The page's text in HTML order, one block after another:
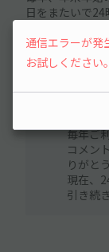
日をまたいで24
複数日の駐車で
うことでしょう
オーナ
毎年ご
コメン
りがと
現在、
引き続
通信エラーが発
お試しください。